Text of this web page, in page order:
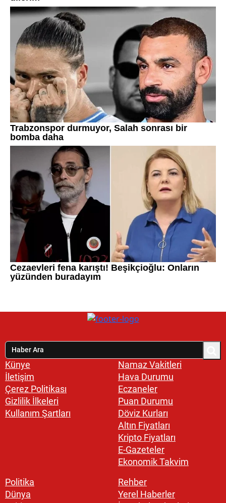
Künye
İletişim
Çerez Politikası
Gizlilik İlkeleri
Kullanım Şartları
Namaz Vakitleri
Hava Durumu
Eczaneler
Puan Durumu
Döviz Kurları
Altın Fiyatları
Kripto Fiyatları
E-Gazeteler
Ekonomik Takvim
Politika
Dünya
Rehber
Yerel Haberler